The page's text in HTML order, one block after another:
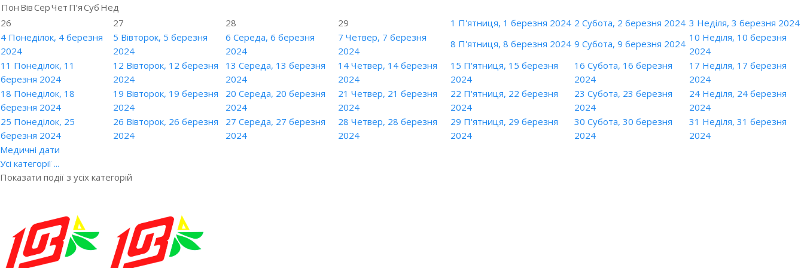
Пон ВівСерЧет П’яСуб Нед
26
27 28 29 1 П'ятниця, 1 березня 2024 2 Субота, 2 березня 2024 3 Неділя, 3 березня 2024
4 Понеділок, 4 березня
2024
5 Вівторок, 5 березня
2024
6 Середа, 6 березня
2024
7 Четвер, 7 березня
2024
8 П'ятниця, 8 березня 2024 9 Субота, 9 березня 2024
10 Неділя, 10 березня
2024
11 Понеділок, 11
березня 2024
12 Вівторок, 12 березня
2024
13 Середа, 13 березня
2024
14 Четвер, 14 березня
2024
15 П'ятниця, 15 березня
2024
16 Субота, 16 березня
2024
17 Неділя, 17 березня
2024
18 Понеділок, 18
березня 2024
19 Вівторок, 19 березня
2024
20 Середа, 20 березня
2024
21 Четвер, 21 березня
2024
22 П'ятниця, 22 березня
2024
23 Субота, 23 березня
2024
24 Неділя, 24 березня
2024
25 Понеділок, 25
березня 2024
26 Вівторок, 26 березня
2024
27 Середа, 27 березня
2024
28 Четвер, 28 березня
2024
29 П'ятниця, 29 березня
2024
30 Субота, 30 березня
2024
31 Неділя, 31 березня
2024
Медичні дати
Усі категорії ...
Показати події з усіх категорій